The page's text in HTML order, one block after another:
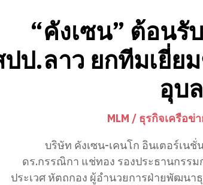
“คังเซน” ต้อนรั
ป.ลาว ยกทีมเยี่ย
อุบ
MLM / ธุรกิจเครือข่
บริษัท คังเซน-เคนโก อินเตอร์เน
ดร.กรรณิกา แช่ทอง รองประธานกรร
ประเวศ หัตถกอง ผู้อำนวยการฝ่ายพัฒนา